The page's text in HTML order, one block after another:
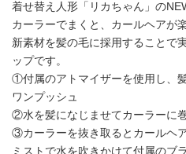
着せ替え人形「リカちゃん」の
カーラーでまくと、カールヘアが
新素材を髪の毛に採用することで
ップです。
①付属のアトマイザーを使用し、
ワンプッシュ
②水を髪になじませてカーラーに
③カーラーを抜き取るとカールヘ
ミストで水を吹きかけて付属のブ